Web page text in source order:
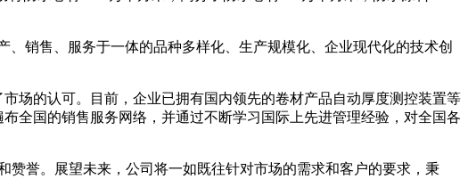
销售、服务于一体的品种多样化、生产规模化、企业现代化的技术创
场的认可。目前，企业已拥有国内领先的卷材产品自动厚度测控装置等
全国的销售服务网络，并通过不断学习国际上先进管理经验，对全国各
赞誉。展望未来，公司将一如既往针对市场的需求和客户的要求，秉